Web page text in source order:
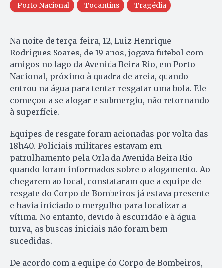
Porto Nacional Tocantins Tragédia
Na noite de terça-feira, 12, Luiz Henrique
Rodrigues Soares, de 19 anos, jogava futebol com
amigos no lago da Avenida Beira Rio, em Porto
Nacional, próximo à quadra de areia, quando
entrou na água para tentar resgatar uma bola. Ele
começou a se afogar e submergiu, não retornando
à superfície.
Equipes de resgate foram acionadas por volta das
18h40. Policiais militares estavam em
patrulhamento pela Orla da Avenida Beira Rio
quando foram informados sobre o afogamento. Ao
chegarem ao local, constataram que a equipe de
resgate do Corpo de Bombeiros já estava presente
e havia iniciado o mergulho para localizar a
vítima. No entanto, devido à escuridão e à água
turva, as buscas iniciais não foram bem-
sucedidas.
De acordo com a equipe do Corpo de Bombeiros,